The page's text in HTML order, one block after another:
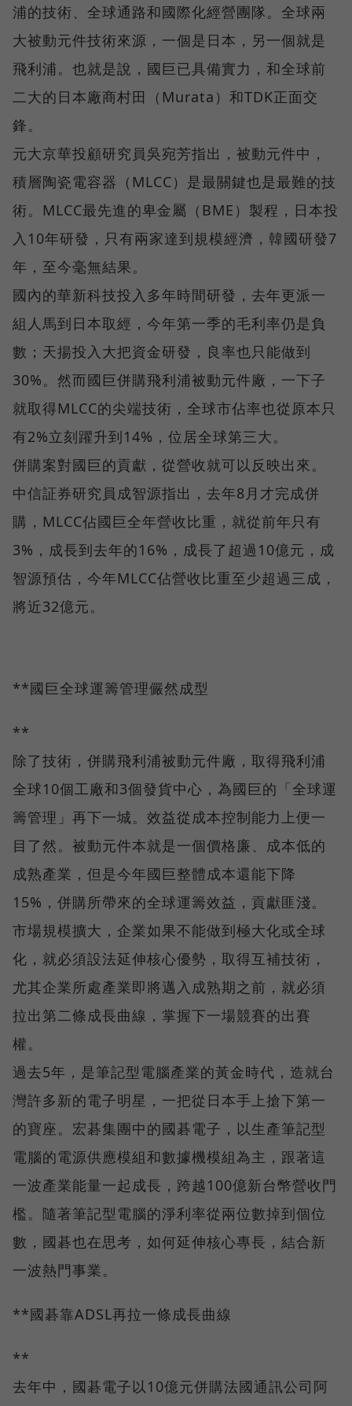
浦的技術、全球通路和國際化經營團隊。全球兩
大被動元件技術來源，一個是日本，另一個就是
飛利浦。也就是說，國巨已具備實力，和全球前
二大的日本廠商村田（Murata）和TDK正面交
鋒。
元大京華投顧研究員吳宛芳指出，被動元件中，
積層陶瓷電容器（MLCC）是最關鍵也是最難的技
術。MLCC最先進的卑金屬（BME）製程，日本投
入10年研發，只有兩家達到規模經濟，韓國研發7
年，至今毫無結果。
國內的華新科技投入多年時間研發，去年更派一
組人馬到日本取經，今年第一季的毛利率仍是負
數；天揚投入大把資金研發，良率也只能做到
30%。然而國巨併購飛利浦被動元件廠，一下子
就取得MLCC的尖端技術，全球市佔率也從原本只
有2%立刻躍升到14%，位居全球第三大。
併購案對國巨的貢獻，從營收就可以反映出來。
中信証券研究員成智源指出，去年8月才完成併
購，MLCC佔國巨全年營收比重，就從前年只有
3%，成長到去年的16%，成長了超過10億元，成
智源預估，今年MLCC佔營收比重至少超過三成，
將近32億元。
**國巨全球運籌管理儼然成型
**
除了技術，併購飛利浦被動元件廠，取得飛利浦
全球10個工廠和3個發貨中心，為國巨的「全球運
籌管理」再下一城。效益從成本控制能力上便一
目了然。被動元件本就是一個價格廉、成本低的
成熟產業，但是今年國巨整體成本還能下降
15%，併購所帶來的全球運籌效益，貢獻匪淺。
市場規模擴大，企業如果不能做到極大化或全球
化，就必須設法延伸核心優勢，取得互補技術，
尤其企業所處產業即將邁入成熟期之前，就必須
拉出第二條成長曲線，掌握下一場競賽的出賽
權。
過去5年，是筆記型電腦產業的黃金時代，造就台
灣許多新的電子明星，一把從日本手上搶下第一
的寶座。宏碁集團中的國碁電子，以生產筆記型
電腦的電源供應模組和數據機模組為主，跟著這
一波產業能量一起成長，跨越100億新台幣營收門
檻。隨著筆記型電腦的淨利率從兩位數掉到個位
數，國碁也在思考，如何延伸核心專長，結合新
一波熱門事業。
**國碁靠ADSL再拉一條成長曲線
**
去年中，國碁電子以10億元併購法國通訊公司阿